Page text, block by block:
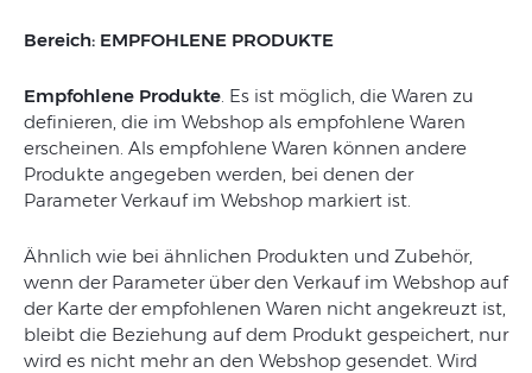
Bereich: EMPFOHLENE PRODUKTE
Empfohlene Produkte. Es ist möglich, die Waren zu
definieren, die im Webshop als empfohlene Waren
erscheinen. Als empfohlene Waren können andere
Produkte angegeben werden, bei denen der
Parameter Verkauf im Webshop markiert ist.
Ähnlich wie bei ähnlichen Produkten und Zubehör,
wenn der Parameter über den Verkauf im Webshop auf
der Karte der empfohlenen Waren nicht angekreuzt ist,
bleibt die Beziehung auf dem Produkt gespeichert, nur
wird es nicht mehr an den Webshop gesendet. Wird